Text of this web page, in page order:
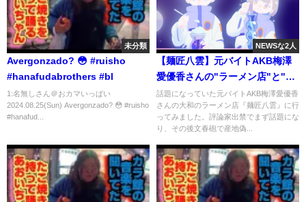
未分類
Avergonzado? 😳 #ruisho
#hanafudabrothers #bl
1:名無しさん＠おカマいっぱい
2024.08.25(Sun) Avergonzado? 😳 #ruisho
#hanafud...
NEWSな2人
【麺匠八雲】元バイトAKB梅澤
愛優香さんの"ラーメン店"と"閉
店したラーメン店"に行ってみ
た。【味のとらや・煌龍軒】
話題になっていた元バイトAKB梅澤愛優香
さんの大和のラーメン店『麺匠八雲』に行
ってみました。評論家出禁でまず話題にな
り、その後文春砲で産地偽...